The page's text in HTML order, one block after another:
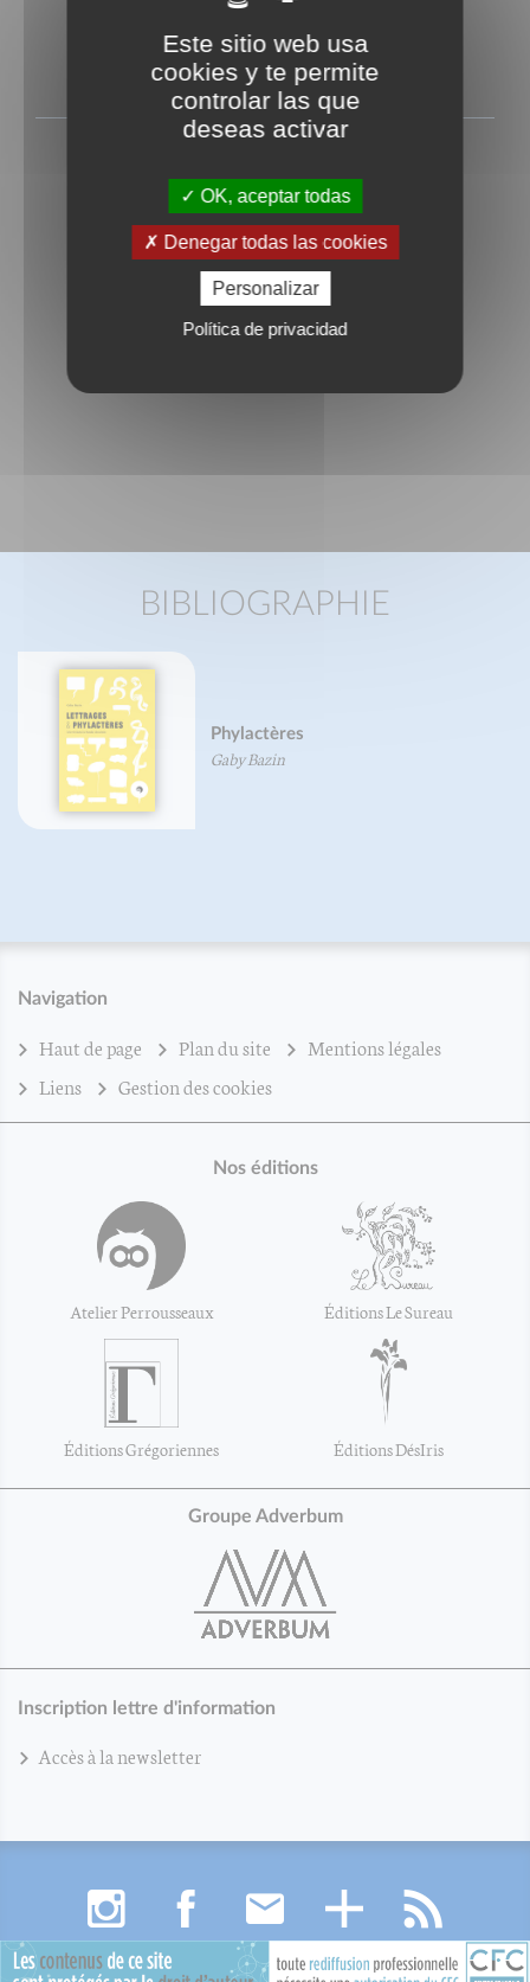
Rédigé le Mercredi 1 janvier 2020
BIBLIOGRAPHIE
Phylactères
Gaby Bazin
Navigation
Haut de page Plan du site
Mentions légales
Liens
Gestion des cookies
Nos éditions
Atelier Perrousseaux Éditions Le Sureau
Éditions Grégoriennes Éditions DésIris
Groupe Adverbum
Inscription lettre d'information
Accès à la newsletter
Este sitio web usa
cookies y te permite
controlar las que
deseas activar
OK, aceptar todas
Denegar todas las cookies
Personalizar
Política de privacidad